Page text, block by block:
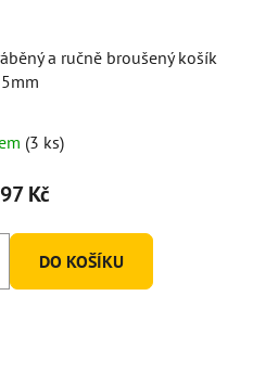
a ručně broušený košík
(3 ks)
Kč
DO KOŠÍKU